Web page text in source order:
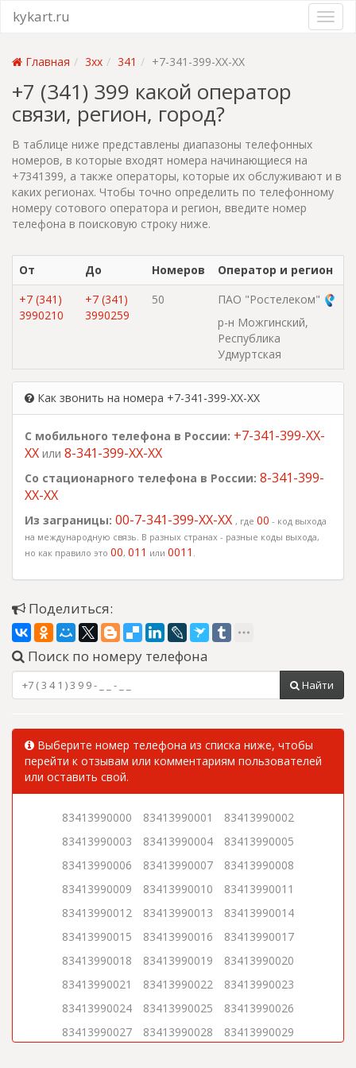
kykart.ru
Главная 3xx 341 +7-341-399-XX-XX
+7 (341) 399 какой оператор
связи, регион, город?
В таблице ниже представлены диапазоны телефонных
номеров, в которые входят номера начинающиеся на
+7341399, а также операторы, которые их обслуживают и в
каких регионах. Чтобы точно определить по телефонному
номеру сотового оператора и регион, введите номер
телефона в поисковую строку ниже.
От До Номеров
Оператор и регион
+7 (341)
3990210
+7 (341)
3990259
50
ПАО "Ростелеком"
р-н Можгинский,
Республика
Удмуртская
Как звонить на номера +7-341-399-XX-XX
С мобильного телефона в России: +7-341-399-XX-
XX или 8-341-399-XX-XX
Со стационарного телефона в России: 8-341-399-
XX-XX
Из заграницы: 00-7-341-399-XX-XX , где 00 - код выхода
на международную связь. В разных странах - разные коды выхода,
но как правило это 00, 011 или 0011 .
Поделиться:
Поиск по номеру телефона
Найти
Выберите номер телефона из списка ниже, чтобы
перейти к отзывам или комментариям пользователей
или оставить свой.
83413990000 83413990001
83413990002
83413990003
83413990004
83413990005
83413990006
83413990007
83413990008
83413990009
83413990010
83413990011
83413990012
83413990013
83413990014
83413990015
83413990016
83413990017
83413990018
83413990019
83413990020
83413990021
83413990022
83413990023
83413990024
83413990025
83413990026
83413990027
83413990028
83413990029